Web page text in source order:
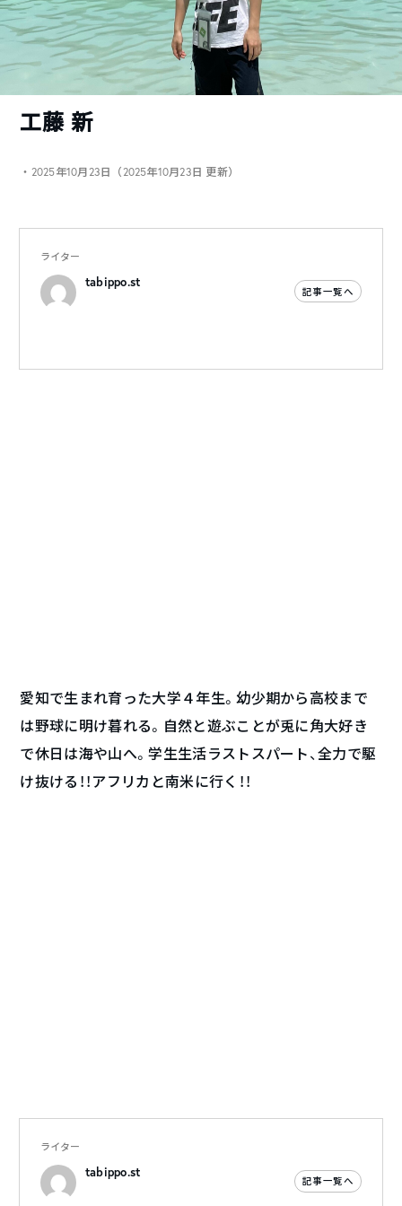
工藤 新
・2025年10月23日（2025年10月23日 更新）
ライター
tabippo.st
記事一覧へ
愛知で生まれ育った大学４年生。幼少期から高校まで
は野球に明け暮れる。自然と遊ぶことが兎に角大好き
で休日は海や山へ。学生生活ラストスパート、全力で駆
け抜ける！！アフリカと南米に行く！！
ライター
tabippo.st
記事一覧へ